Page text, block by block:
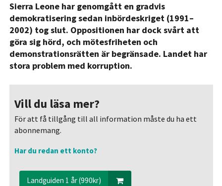
Sierra Leone har genomgått en gradvis
demokratisering sedan inbördeskriget (1991–
2002) tog slut. Oppositionen har dock svårt att
göra sig hörd, och mötesfriheten och
demonstrationsrätten är begränsade. Landet har
stora problem med korruption.
Vill du läsa mer?
För att få tillgång till all information måste du ha ett
abonnemang.
Har du redan ett konto?
Landguiden 1 år (990kr)